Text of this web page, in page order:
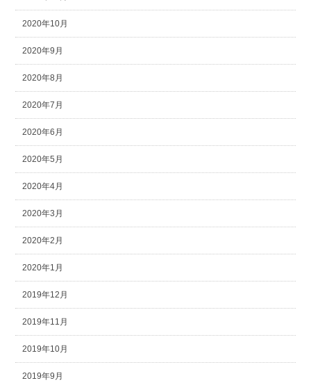
2020年10月
2020年9月
2020年8月
2020年7月
2020年6月
2020年5月
2020年4月
2020年3月
2020年2月
2020年1月
2019年12月
2019年11月
2019年10月
2019年9月